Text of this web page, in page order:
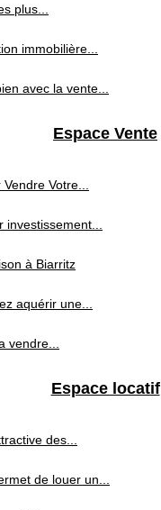
plus...
immobilière...
avec la vente...
Espace Vente
Votre...
investissement...
à Biarritz
aquérir une...
vendre...
Espace locatif
des...
de louer un...